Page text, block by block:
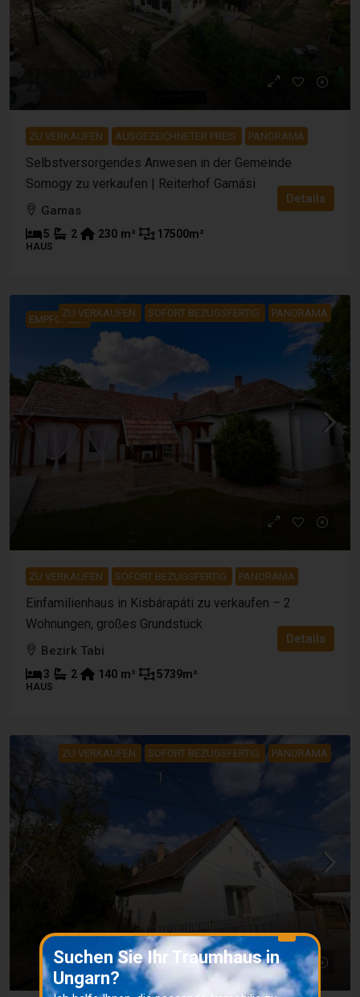
ZU VERKAUFEN AUSGEZEICHNETER PREIS PANORAMA
Selbstversorgendes Anwesen in der Gemeinde
Somogy zu verkaufen | Reiterhof Gamási
Gamas
5 2 230 m² 17500m²
HAUS
Details
EMPFOHLEN
ZU VERKAUFEN SOFORT BEZUGSFERTIG PANORAMA
ZU VERKAUFEN SOFORT BEZUGSFERTIG PANORAMA
Einfamilienhaus in Kisbárapáti zu verkaufen – 2
Wohnungen, großes Grundstück
Bezirk Tabi
3 2 140 m² 5739m²
HAUS
Details
ZU VERKAUFEN SOFORT BEZUGSFERTIG PANORAMA
10 000 000 Ft
27 778 €
Suchen Sie Ihr Traumhaus in
Ungarn?
X